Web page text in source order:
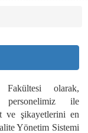
olarak,
ile
ve şikayetlerini en
Yönetim Sistemi